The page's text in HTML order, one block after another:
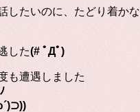
したいのに、たどり着かな
した(# ﾟДﾟ)
も遭遇しました